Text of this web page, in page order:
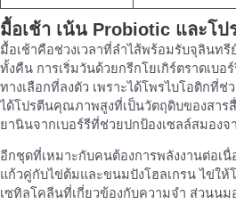
มื้อเช้า เน้น Probiotic และโป
มื้อเช้าคือช่วงเวลาที่ลำไส้พร้อมรับจุลินท
ทั้งคืน การเริ่มวันด้วยกรีกโยเกิร์ตราดเบอ
ทางเลือกที่ลงตัว เพราะได้โพรไบโอติกที่
ได้โปรตีนคุณภาพสูงที่เป็นวัตถุดิบของสาร
ยานินจากเบอร์รีที่ช่วยปกป้องเซลล์สมองจ
อีกชุดที่เหมาะกับคนต้องการพลังงานต่อเ
แก้วคู่กับไข่ต้มและขนมปังโฮลเกรน ไข่ให้
เซทิลโคลีนที่เกี่ยวข้องกับความจำ ส่วนน